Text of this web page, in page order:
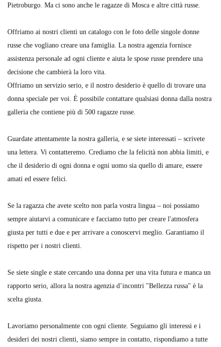
Pietroburgo. Ma ci sono anche le ragazze di Mosca e altre città russe.
Offriamo ai nostri clienti un catalogo con le foto delle singole donne
russe che vogliano creare una famiglia. La nostra agenzia fornisce
assistenza personale ad ogni cliente e aiuta le spose russe prendere una
decisione che cambierà la loro vita.
Offriamo un servizio serio, e il nostro desiderio è quello di trovare una
donna speciale per voi. È possibile contattare qualsiasi donna dalla nostra
galleria che contiene più di 500 ragazze russe.
Guardate attentamente la nostra galleria, e se siete interessati – scrivete
una lettera. Vi contatteremo. Crediamo che la felicità non abbia limiti, e
che il desiderio di ogni donna e ogni uomo sia quello di amare, essere
amati ed essere felici.
Se la ragazza che avete scelto non parla vostra lingua – noi possiamo
sempre aiutarvi a comunicare e facciamo tutto per creare l'atmosfera
giusta per tutti e due e per arrivare a conoscervi meglio. Garantiamo il
rispetto per i nostri clienti.
Se siete single e state cercando una donna per una vita futura e manca un
rapporto serio, allora la nostra agenzia d’incontri "Bellezza russa" è la
scelta giusta.
Lavoriamo personalmente con ogni cliente. Seguiamo gli interessi e i
desideri dei nostri clienti, siamo sempre in contatto, rispondiamo a tutte